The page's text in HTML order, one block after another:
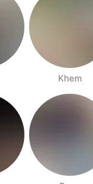
Khem